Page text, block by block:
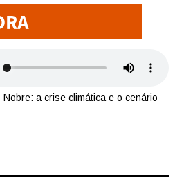
a crise climática e o cenário